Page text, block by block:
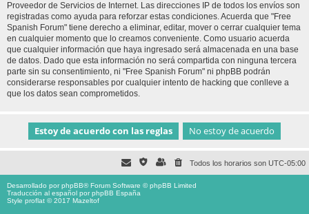
Proveedor de Servicios de Internet. Las direcciones IP de todos los envíos son
registradas como ayuda para reforzar estas condiciones. Acuerda que "Free
Spanish Forum" tiene derecho a eliminar, editar, mover o cerrar cualquier tema
en cualquier momento que lo creamos conveniente. Como usuario acuerda
que cualquier información que haya ingresado será almacenada en una base
de datos. Dado que esta información no será compartida con ninguna tercera
parte sin su consentimiento, ni "Free Spanish Forum" ni phpBB podrán
considerarse responsables por cualquier intento de hacking que conlleve a
que los datos sean comprometidos.
Todos los horarios son UTC-05:00
Desarrollado porphpBB® Forum Software © phpBB Limited
Traducción al español porphpBB España
Style proflat © 2017 Mazeltof